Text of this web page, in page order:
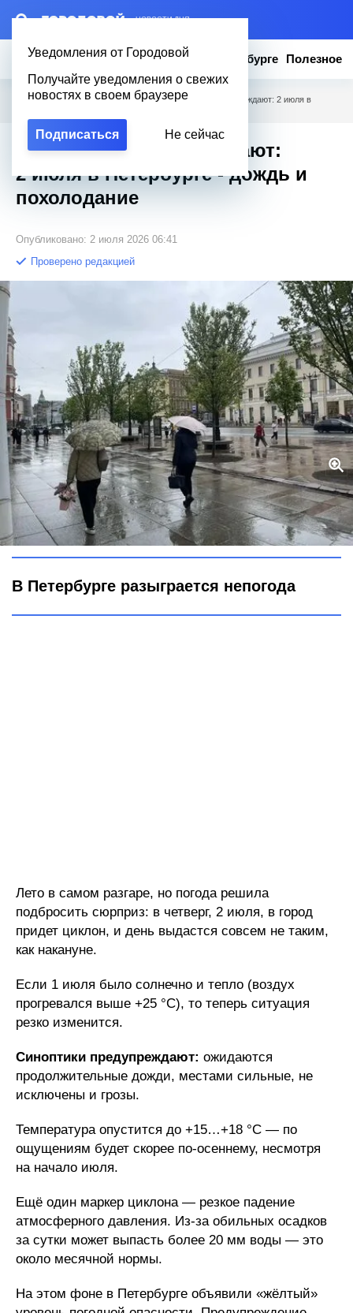
– НОВОСТИ ДНЯ
Уведомления от Городовой
Получайте уведомления о свежих
новостях в своем браузере
Подписаться Не сейчас
Новости Эксклюзив Вопросы о Петербурге Полезное
Городовой Новости Петербурга / Синоптики предупреждают: 2 июля в
Синоптики предупреждают:
2 июля в Петербурге - дождь и
похолодание
Опубликовано: 2 июля 2026 06:41
Проверено редакцией
Синоптики предупреждают: 2 июля в Петербурге - дождь и
похолодание
фото Городовой ру
В Петербурге разыграется непогода
Лето в самом разгаре, но погода решила
подбросить сюрприз: в четверг, 2 июля, в город
придет циклон, и день выдастся совсем не таким,
как накануне.
Если 1 июля было солнечно и тепло (воздух
прогревался выше +25 °C), то теперь ситуация
резко изменится.
Синоптики предупреждают: ожидаются
продолжительные дожди, местами сильные, не
исключены и грозы.
Температура опустится до +15…+18 °C — по
ощущениям будет скорее по-осеннему, несмотря
на начало июля.
Ещё один маркер циклона — резкое падение
атмосферного давления. Из-за обильных осадков
за сутки может выпасть более 20 мм воды — это
около месячной нормы.
На этом фоне в Петербурге объявили «жёлтый»